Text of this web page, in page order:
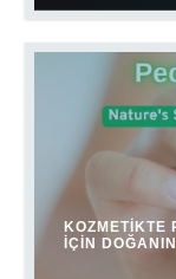
KOZMETIKTE
İÇIN